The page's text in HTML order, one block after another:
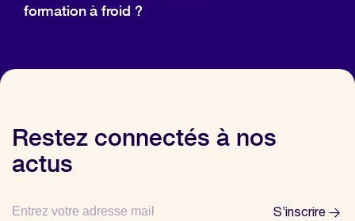
formation à froid ?
Restez connectés à nos
actus
S’inscrire